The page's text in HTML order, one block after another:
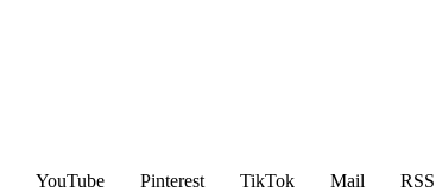
YouTube Pinterest TikTok Mail
RSS